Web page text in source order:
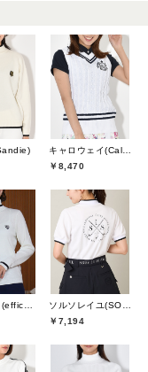
キャロウェイ(Callaway)
￥8,470
エフィカス(efficace)
ソルソレイユ(SOUS LE SOLEIL)
￥7,194